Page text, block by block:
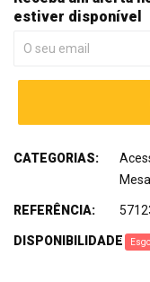
estiver disponível
CATEGORIAS:
Mesa
REFERÊNCIA:
DISPONIBILIDADE: